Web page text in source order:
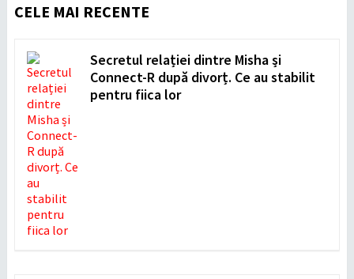
CELE MAI RECENTE
Secretul relației dintre Misha și
Connect-R după divorț. Ce au stabilit
pentru fiica lor